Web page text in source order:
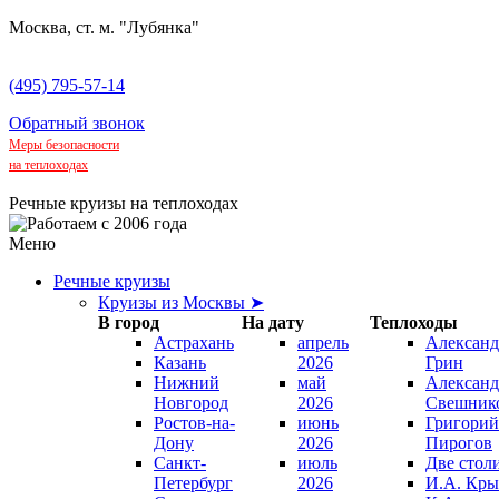
Москва, ст. м. "Лубянка"
(495) 795-57-14
Обратный звонок
Меры безопасности
на теплоходах
Речные круизы на теплоходах
Меню
Речные круизы
Круизы из Москвы ➤
В город
На дату
Теплоходы
Астрахань
Казань
Нижний
Новгород
Ростов-на-
Дону
Санкт-
Петербург
апрель
2026
май
2026
июнь
2026
июль
2026
Грин
Григорий
Пирогов
Две
И.А.